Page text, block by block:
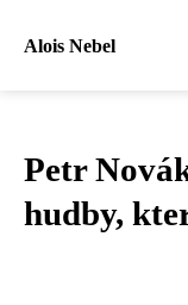
Alois Nebel
Petr
hudby,